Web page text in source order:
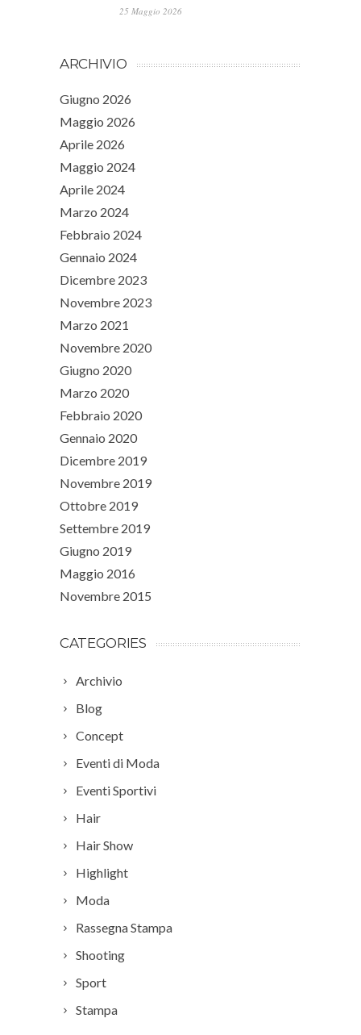
25 Maggio 2026
ARCHIVIO
Giugno 2026
Maggio 2026
Aprile 2026
Maggio 2024
Aprile 2024
Marzo 2024
Febbraio 2024
Gennaio 2024
Dicembre 2023
Novembre 2023
Marzo 2021
Novembre 2020
Giugno 2020
Marzo 2020
Febbraio 2020
Gennaio 2020
Dicembre 2019
Novembre 2019
Ottobre 2019
Settembre 2019
Giugno 2019
Maggio 2016
Novembre 2015
CATEGORIES
Archivio
Blog
Concept
Eventi di Moda
Eventi Sportivi
Hair
Hair Show
Highlight
Moda
Rassegna Stampa
Shooting
Sport
Stampa